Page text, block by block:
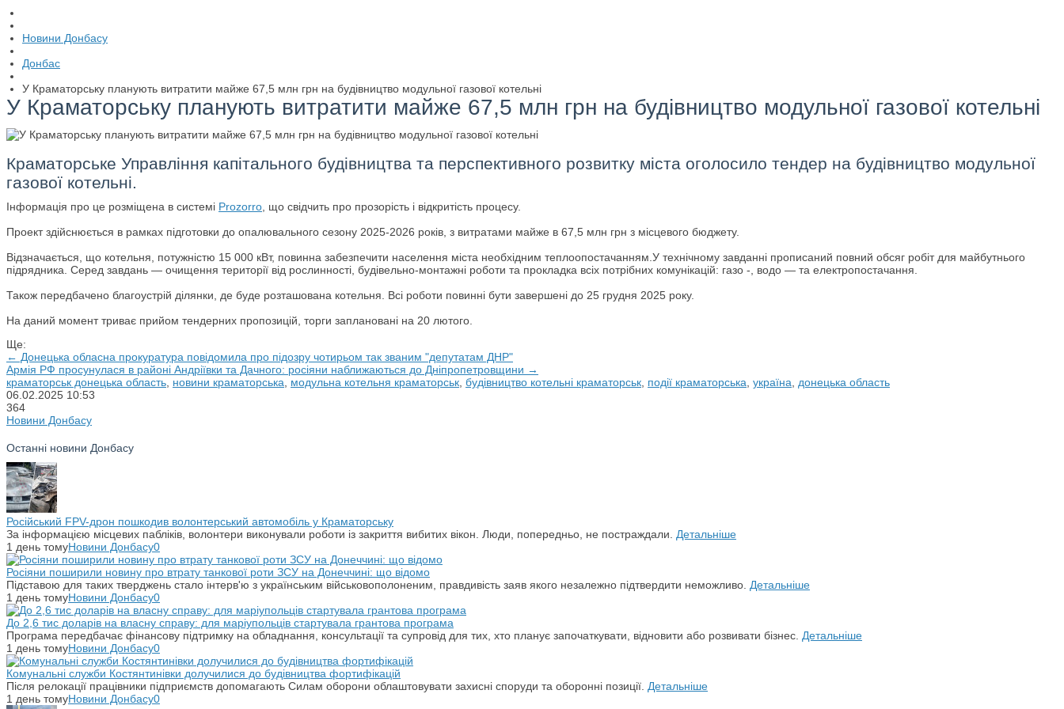
Новини Донбасу
Донбас
У Краматорську планують витратити майже 67,5 млн грн на будівництво модульної газової котельні
У Краматорську планують витратити майже 67,5 млн грн на будівництво модульної газової котельні
Краматорське Управління капітального будівництва та перспективного розвитку міста оголосило тендер на будівництво модульної
газової котельні.
Інформація про це розміщена в системі Prozorro, що свідчить про прозорість і відкритість процесу.
Проект здійснюється в рамках підготовки до опалювального сезону 2025-2026 років, з витратами майже в 67,5 млн грн з місцевого бюджету.
Відзначається, що котельня, потужністю 15 000 кВт, повинна забезпечити населення міста необхідним теплоопостачанням.У технічному завданні прописаний повний обсяг робіт для майбутнього
підрядника. Серед завдань — очищення території від рослинності, будівельно-монтажні роботи та прокладка всіх потрібних комунікацій: газо -, водо — та електропостачання.
Також передбачено благоустрій ділянки, де буде розташована котельня. Всі роботи повинні бути завершені до 25 грудня 2025 року.
На даний момент триває прийом тендерних пропозицій, торги заплановані на 20 лютого.
Ще:
← Донецька обласна прокуратура повідомила про підозру чотирьом так званим "депутатам ДНР"
Армія РФ просунулася в районі Андріївки та Дачного: росіяни наближаються до Дніпропетровщини →
краматорськ донецька область, новини краматорська, модульна котельня краматорськ, будівництво котельні краматорськ, події краматорська, україна, донецька область
06.02.2025 10:53
364
Новини Донбасу
Останні новини Донбасу
Російський FPV-дрон пошкодив волонтерський автомобіль у Краматорську
За інформацією місцевих пабліків, волонтери виконували роботи із закриття вибитих вікон. Люди, попередньо, не постраждали. Детальніше
1 день томуНовини Донбасу0
Росіяни поширили новину про втрату танкової роти ЗСУ на Донеччині: що відомо
Підставою для таких тверджень стало інтерв'ю з українським військовополоненим, правдивість заяв якого незалежно підтвердити неможливо. Детальніше
1 день томуНовини Донбасу0
До 2,6 тис доларів на власну справу: для маріупольців стартувала грантова програма
Програма передбачає фінансову підтримку на обладнання, консультації та супровід для тих, хто планує започаткувати, відновити або розвивати бізнес. Детальніше
1 день томуНовини Донбасу0
Комунальні служби Костянтинівки долучилися до будівництва фортифікацій
Після релокації працівники підприємств допомагають Силам оборони облаштовувати захисні споруди та оборонні позиції. Детальніше
1 день томуНовини Донбасу0